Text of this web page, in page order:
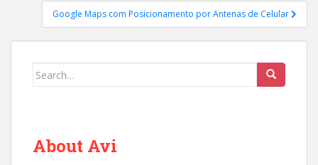
Google Maps com Posicionamento por Antenas de Celular
Search
About Avi